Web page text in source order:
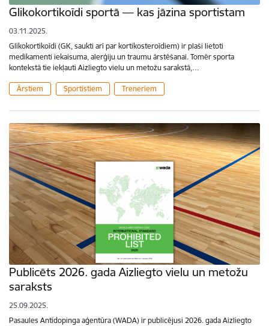
Glikokortikoīdi sportā — kas jāzina sportistam
03.11.2025.
Glikokortikoīdi (GK, saukti arī par kortikosteroīdiem) ir plaši lietoti
medikamenti iekaisuma, alerģiju un traumu ārstēšanai. Tomēr sporta
kontekstā tie iekļauti Aizliegto vielu un metožu sarakstā,…
Ārstiem Sportistiem Treneriem
Publicēts 2026. gada Aizliegto vielu un metožu
saraksts
25.09.2025.
Pasaules Antidopinga aģentūra (WADA) ir publicējusi 2026. gada Aizliegto